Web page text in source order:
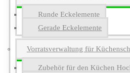
Runde Eckelemente
Gerade Eckelemente
Vorratsverwaltung für
Zubehör für den Küchen